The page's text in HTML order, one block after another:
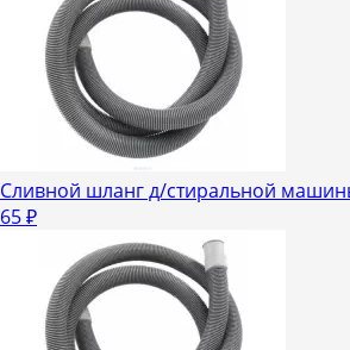
Сливной шланг д/стиральной
65₽